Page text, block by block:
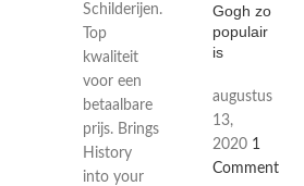
Schilderijen.
Top
kwaliteit
voor een
betaalbare
prijs. Brings
History
into your
Gogh zo
populair
is
augustus
13,
2020 1
Comment